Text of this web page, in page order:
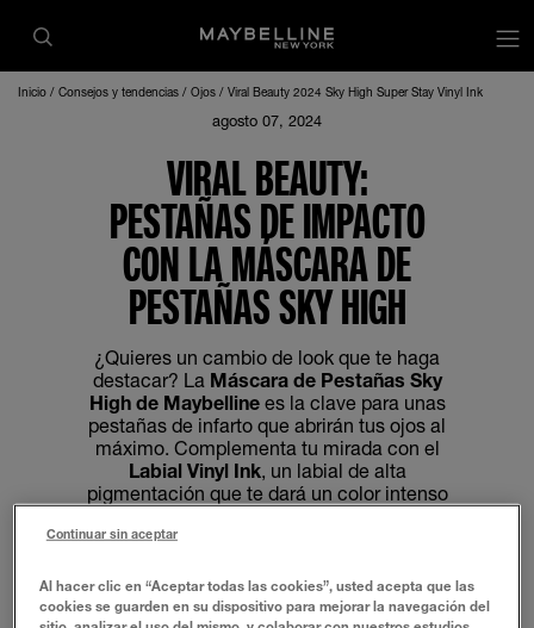
Inicio Consejos y tendencias Ojos Viral Beauty 2024 Sky High Super Stay Vinyl Ink
agosto 07, 2024
VIRAL BEAUTY:
PESTAÑAS DE IMPACTO
CON LA MÁSCARA DE
PESTAÑAS SKY HIGH
¿Quieres un cambio de look que te haga
destacar? La Máscara de Pestañas Sky
High de Maybellinees la clave para unas
pestañas de infarto que abrirán tus ojos al
máximo. Complementa tu mirada con el
Labial Vinyl Ink, un labial de alta
pigmentación que te dará un color intenso
Al hacer clic en “Aceptar todas las cookies”, usted acepta que las
cookies se guarden en su dispositivo para mejorar la navegación del
Continuar sin aceptar